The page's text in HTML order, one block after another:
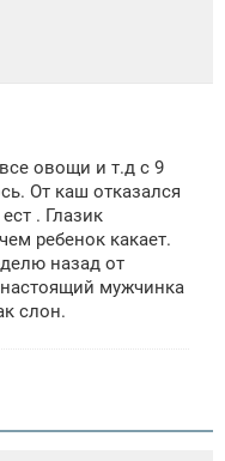
овощи и т.д с 9
От каш отказался
. Глазик
ребенок какает.
назад от
мужчинка
слон.